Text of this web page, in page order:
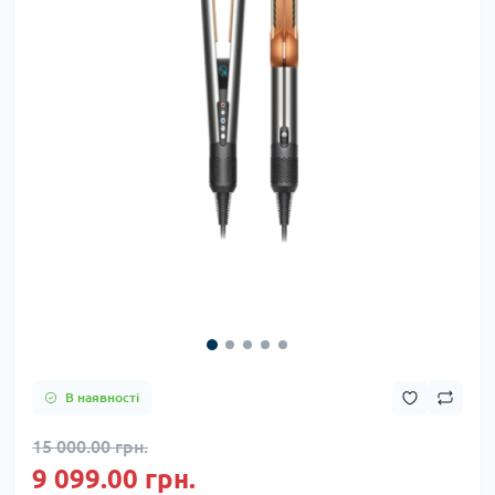
В наявності
15 000.00 грн.
9 099.00 грн.